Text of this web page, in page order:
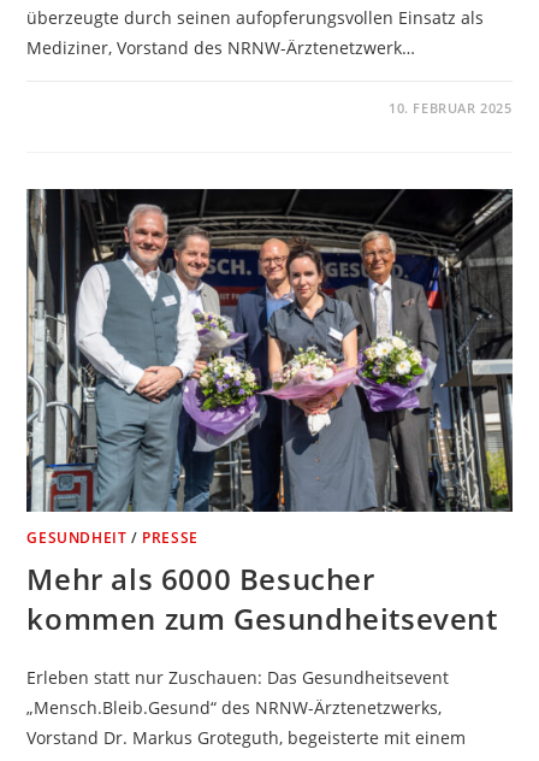
überzeugte durch seinen aufopferungsvollen Einsatz als
Mediziner, Vorstand des NRNW-Ärztenetzwerk…
10. FEBRUAR 2025
GESUNDHEIT / PRESSE
Mehr als 6000 Besucher
kommen zum Gesundheitsevent
Erleben statt nur Zuschauen: Das Gesundheitsevent
„Mensch.Bleib.Gesund“ des NRNW-Ärztenetzwerks,
Vorstand Dr. Markus Groteguth, begeisterte mit einem